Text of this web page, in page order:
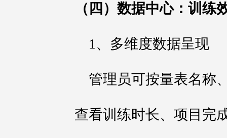
（四）数据中心：训练
1、多维度数据呈现
管理员可按量表名称
查看训练时长、项目完